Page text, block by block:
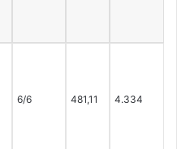
6/6 481,11 4.334